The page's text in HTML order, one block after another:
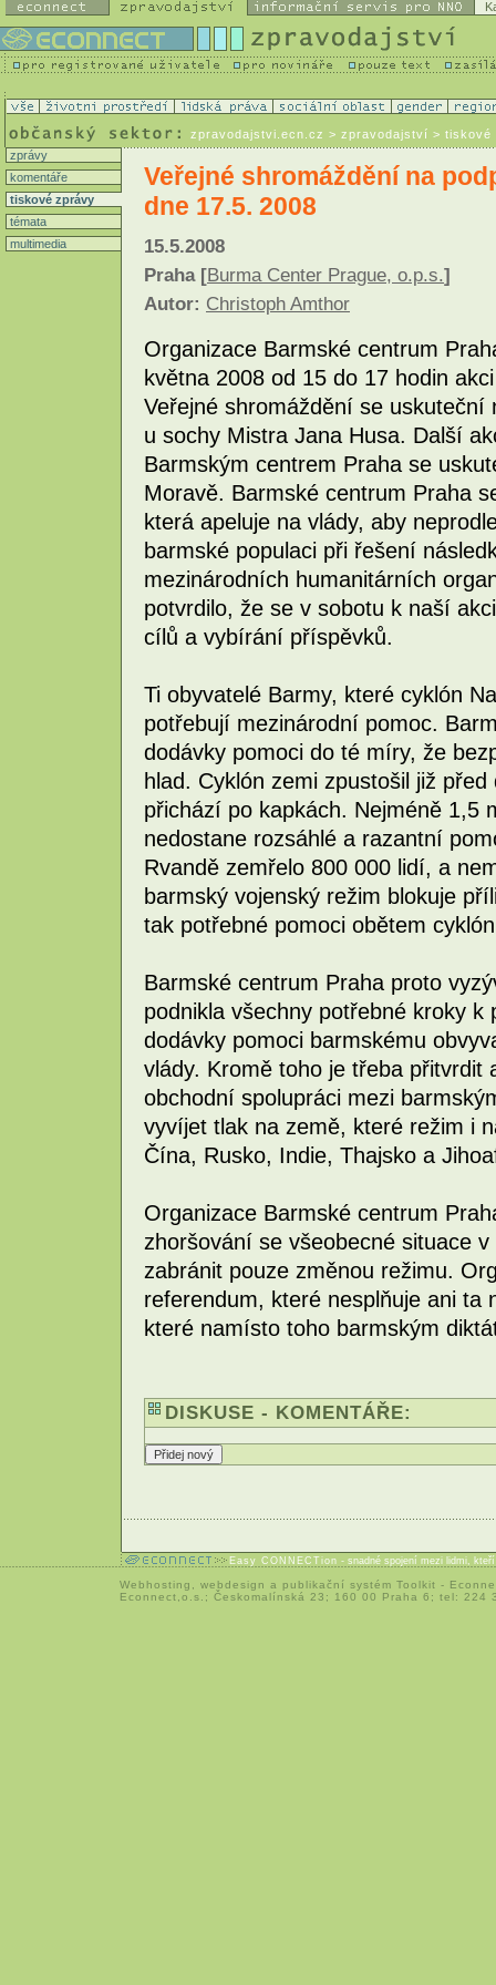
zpravodajstvi.ecn.cz > zpravodajství > tiskové
zprávy
komentáře
tiskové zprávy
témata
multimedia
Veřejné shromáždění na
dne 17.5. 2008
15.5.2008
Praha [Burma Center Prague, o.p.s.]
Autor: Christoph Amthor
Organizace Barmské centrum
května 2008 od 15 do 17 hodin
Veřejné shromáždění se
u sochy Mistra Jana Husa. Další
Barmským centrem Praha se
Moravě. Barmské centrum Praha
která apeluje na vlády, aby
barmské populaci při řešení
mezinárodních humanitárních
potvrdilo, že se v sobotu k naší
cílů a vybírání příspěvků.
Ti obyvatelé Barmy, které cyklón
potřebují mezinárodní pomoc.
dodávky pomoci do té míry, že
hlad. Cyklón zemi zpustošil již
přichází po kapkách. Nejméně 1,5
nedostane rozsáhlé a razantní
Rvandě zemřelo 800 000 lidí, a
barmský vojenský režim blokuje
tak potřebné pomoci obětem
Barmské centrum Praha proto
podnikla všechny potřebné kroky
dodávky pomoci barmskému
vlády. Kromě toho je třeba přitvrdit
obchodní spolupráci mezi
vyvíjet tlak na země, které režim i
Čína, Rusko, Indie, Thajsko a
Organizace Barmské centrum
zhoršování se všeobecné situace
zabránit pouze změnou režimu.
referendum, které nesplňuje ani ta
které namísto toho barmským
DISKUSE - KOMENTÁŘE:
Easy CONNECTion - snadné spojení mezi lidmi,
Webhosting webdesign a publikační systém Toolkit -
Econnect,o.s.; Českomalínská 23; 160 00 Praha 6; tel: 224